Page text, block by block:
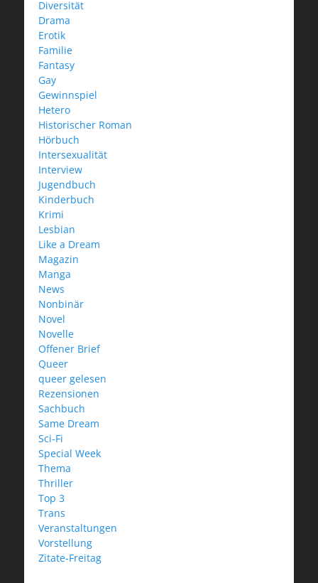
Diversität
Drama
Erotik
Familie
Fantasy
Gay
Gewinnspiel
Hetero
Historischer Roman
Hörbuch
Intersexualität
Interview
Jugendbuch
Kinderbuch
Krimi
Lesbian
Like a Dream
Magazin
Manga
News
Nonbinär
Novel
Novelle
Offener Brief
Queer
queer gelesen
Rezensionen
Sachbuch
Same Dream
Sci-Fi
Special Week
Thema
Thriller
Top 3
Trans
Veranstaltungen
Vorstellung
Zitate-Freitag